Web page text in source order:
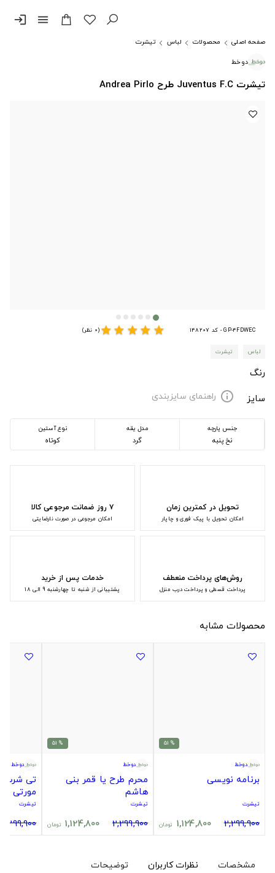
menu
login
صفحه اصلی محصولات لباس
تیشرت
دوخط
تیشرت Juventus F.C طرح Andrea Pirlo
GP-4FDWEC - کد 148207 star
star
star
star
star(0 نظر)
لباس تیشرت
رنگ
سایز
info راهنمای سایزبندی
جنس پارچه
نخ پنبه
مدل یقه
گرد
نوع آستین
کوتاه
تحویل در کمترین زمان
امکان تحویل با پیک فوری و چاپار
۷ روز ضمانت مرجوعی کالا
امکان مرجوعی در صورت نارضایتی
روش‌های پرداخت منعطف
پرداخت قسطی و پرداخت درب منزل
خدمات پس از خرید
پشتیبانی از شنبه تا چهارشنبه 9 الی 18
محصولات مشابه
% 51
دوخط
برنامه نویسی
تیشرت
2,299,900
1,124,800 تومان
% 51
دوخط
محرم طرح یا قمر بنی
هاشم
تیشرت
2,299,900
1,124,800 تومان
دوخط
تی شرت
مورتی
تیشرت
2,299,900
مشخصات نظرات کاربران توضیحات